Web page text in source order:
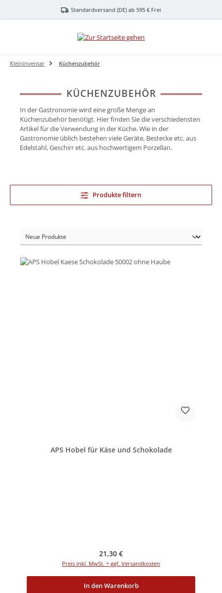
Zum Hauptinhalt springenStandardversand (DE) ab 595 € Frei
Kleininventar Küchenzubehör
KÜCHENZUBEHÖR
In der Gastronomie wird eine große Menge an
Küchenzubehör benötigt. Hier finden Sie die verschiedensten
Artikel für die Verwendung in der Küche. Wie in der
Gastronomie üblich bestehen viele Geräte, Bestecke etc. aus
Edelstahl, Geschirr etc. aus hochwertigem Porzellan.
Produkte filtern
APS Hobel für Käse und Schokolade
Regulärer Preis:
21,30 €
Preis inkl. MwSt. + ggf. Versandkosten
In den Warenkorb